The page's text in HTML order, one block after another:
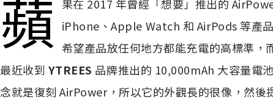
蘋
果在 2017 年曾經「想要」推出的
iPhone、Apple Watch 和 AirPods 等產
希望產品放任何地方都能充電的高標準
最近收到 YTREES 品牌推出的 10,000mAh 大容量電
念就是復刻 AirPower，所以它的外觀長的很像，然後